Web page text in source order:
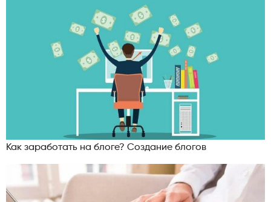
Как заработать на блоге? Создание блогов